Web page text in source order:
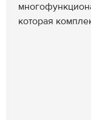
которая